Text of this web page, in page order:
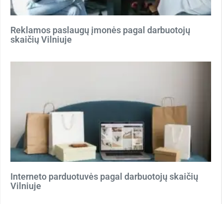
Reklamos paslaugų įmonės pagal darbuotojų
skaičių Vilniuje
Interneto parduotuvės pagal darbuotojų skaičių
Vilniuje